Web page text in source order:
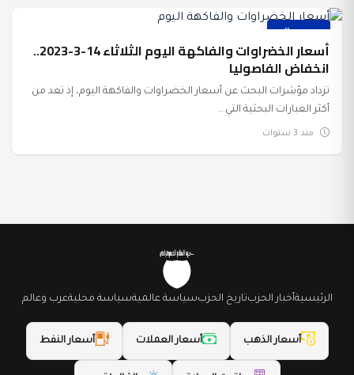
أسعار الخضراوات والفاكهة اليوم الثلاثاء 14-3-2023..
انخفاض الفاصوليا
تزداد مؤشرات البحث عن أسعار الخضراوات والفاكهة اليوم، إذ تعد من
أكثر العبارات البحثية التي...
منذ 3 سنوات
الرئيسيةأخبار الحزبتاريخ الحزبسياسة عالميةسياسة محليةعرب وعالم
أسعار الذهب أسعار العملات أسعار النفط